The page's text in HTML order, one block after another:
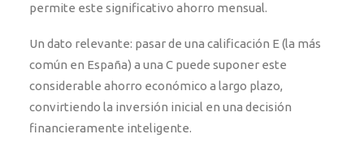
permite este significativo ahorro mensual.
Un dato relevante: pasar de una calificación E (la más
común en España) a una C puede suponer este
considerable ahorro económico a largo plazo,
convirtiendo la inversión inicial en una decisión
financieramente inteligente.